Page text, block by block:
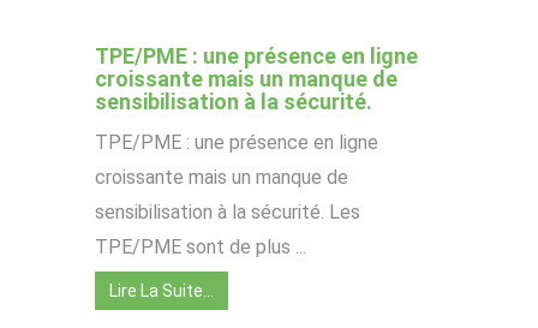
TPE/PME : une présence en ligne
croissante mais un manque de
sensibilisation à la sécurité.
TPE/PME : une présence en ligne
croissante mais un manque de
sensibilisation à la sécurité. Les
TPE/PME sont de plus ...
Lire La Suite…